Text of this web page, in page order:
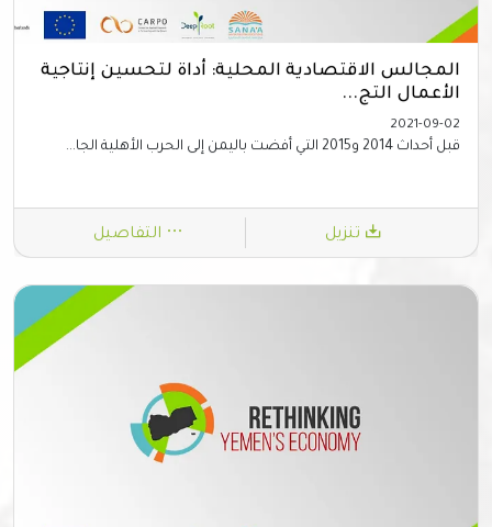
المجالس الاقتصادية المحلية: أداة لتحسين إنتاجية
الأعمال التج...
2021-09-02
قبل أحداث 2014 و2015 التي أفضت باليمن إلى الحرب الأهلية الجا...
تنزيل التفاصيل